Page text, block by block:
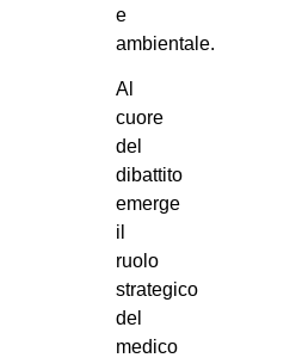
e
ambientale.
Al
cuore
del
dibattito
emerge
il
ruolo
strategico
del
medico